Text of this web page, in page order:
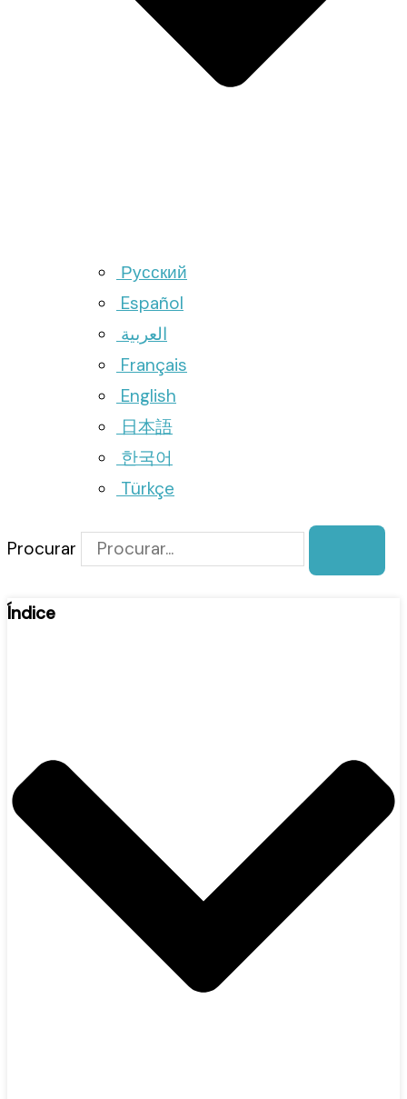
Русский
Español
العربية
Français
English
日本語
한국어
Türkçe
Procurar
Índice